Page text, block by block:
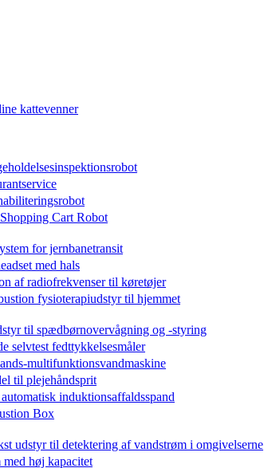
kattevenner
Cart Robot
for jernbanetransit
med hals
af radiofrekvenser til køretøjer
fysioterapiudstyr til hjemmet
til spædbørnovervågning og -styring
selvtest fedttykkelsesmåler
multifunktionsvandmaskine
til plejehåndsprit
induktionsaffaldsspand
Box
udstyr til detektering af vandstrøm i omgivelserne
høj kapacitet